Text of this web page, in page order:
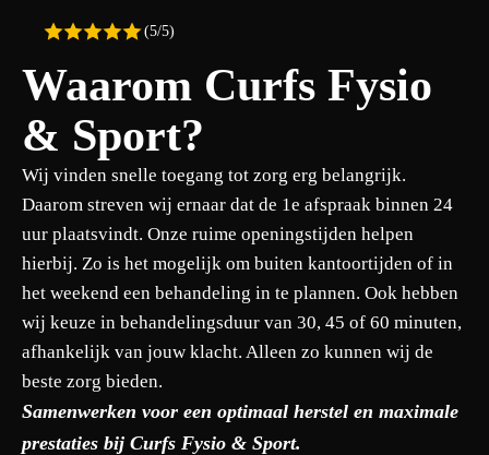
(5/5)
Waarom Curfs Fysio
& Sport?
Wij vinden snelle toegang tot zorg erg belangrijk.
Daarom streven wij ernaar dat de 1e afspraak binnen 24
uur plaatsvindt. Onze ruime openingstijden helpen
hierbij. Zo is het mogelijk om buiten kantoortijden of in
het weekend een behandeling in te plannen. Ook hebben
wij keuze in behandelingsduur van 30, 45 of 60 minuten,
afhankelijk van jouw klacht. Alleen zo kunnen wij de
beste zorg bieden.
Samenwerken voor een optimaal herstel en maximale
prestaties bij Curfs Fysio & Sport.